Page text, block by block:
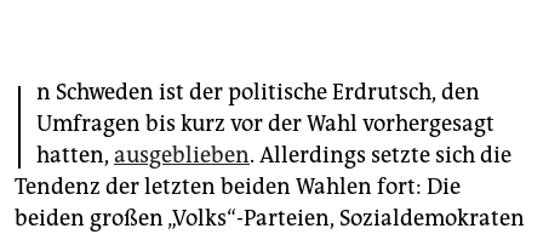
abo
genossenschaft
epaper login
I n Schweden ist der politische Erdrutsch, den
Umfragen bis kurz vor der Wahl vorhergesagt
hatten, ausgeblieben. Allerdings setzte sich die
Tendenz der letzten beiden Wahlen fort: Die
beiden großen „Volks“-Parteien, Sozialdemokraten